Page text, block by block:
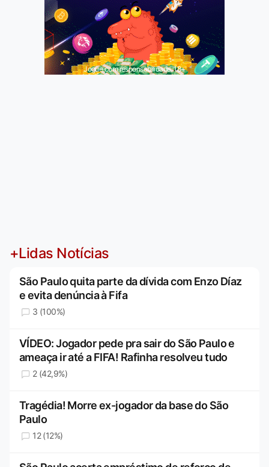
Jogue com responsabilidade. 18+
+Lidas Notícias
São Paulo quita parte da dívida com Enzo Díaz
e evita denúncia à Fifa
3 (100%)
VÍDEO: Jogador pede pra sair do São Paulo e
ameaça ir até a FIFA! Rafinha resolveu tudo
2 (42,9%)
Tragédia! Morre ex-jogador da base do São
Paulo
12 (12%)